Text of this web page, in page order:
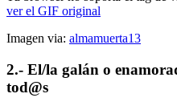
ver el GIF original
Imagen via: almamuerta13
2.- El/la galán o
tod@s